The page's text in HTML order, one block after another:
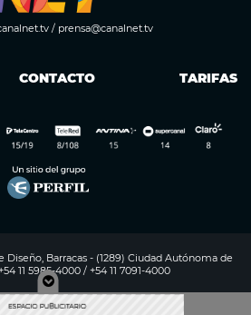
/ prensa@canalnet.tv
CONTACTO TARIFAS
Diseño, Barracas - (1289) Ciudad Autónoma de
11 5985-4000 / +54 11 7091-4000
Digitalproserver